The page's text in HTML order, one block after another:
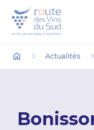
Actualités